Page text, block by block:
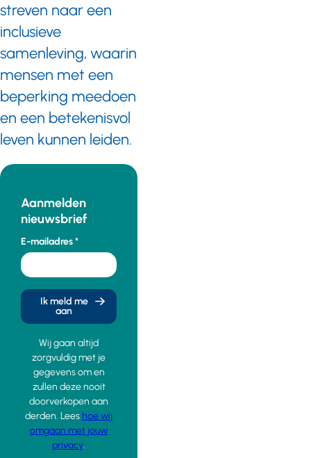
streven naar een
inclusieve
samenleving, waarin
mensen met een
beperking meedoen
en een betekenisvol
leven kunnen leiden.
Aanmelden
nieuwsbrief
E-mailadres
Ik meld me
aan
Wij gaan altijd
zorgvuldig met je
gegevens om en
zullen deze nooit
doorverkopen aan
derden. Lees hoe wij
omgaan met jouw
privacy.